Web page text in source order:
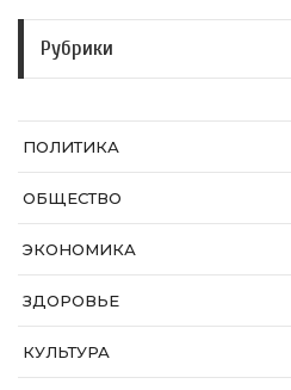
Рубрики
ПОЛИТИКА
ОБЩЕСТВО
ЭКОНОМИКА
ЗДОРОВЬЕ
КУЛЬТУРА